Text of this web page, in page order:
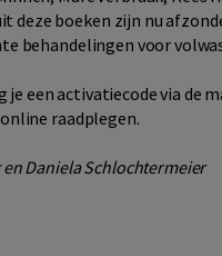
deze boeken zijn nu
behandelingen voor
een activatiecode via de
raadplegen.
Daniela Schlochtermeier